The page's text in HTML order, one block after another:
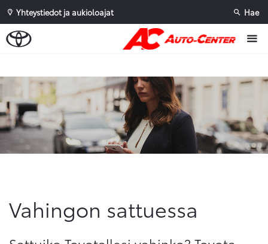
Yhteystiedot ja aukioloajat Hae
Vahingon sattuessa